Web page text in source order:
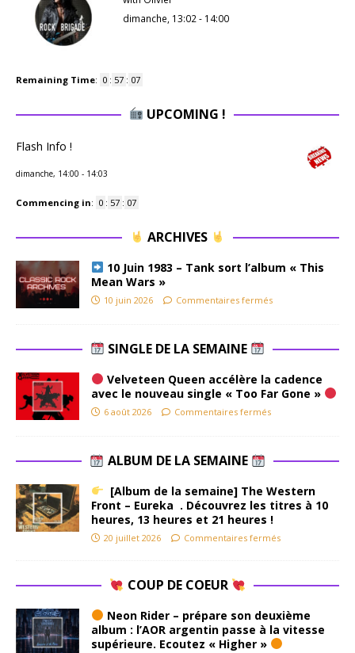
dimanche, 13:02 - 14:00
Remaining Time: 0 : 57 : 06
UPCOMING !
Flash Info !
dimanche, 14:00 - 14:03
Commencing in: 0 : 57 : 06
ARCHIVES
10 Juin 1983 – Tank sort l’album « This
Mean Wars »
10 juin 2026 Commentaires fermés
SINGLE DE LA SEMAINE
Velveteen Queen accélère la cadence
avec le nouveau single « Too Far Gone »
6 août 2026 Commentaires fermés
ALBUM DE LA SEMAINE
[Album de la semaine] The Western
Front – Eureka . Découvrez les titres à 10
heures, 13 heures et 21 heures !
20 juillet 2026 Commentaires fermés
COUP DE COEUR
Neon Rider – prépare son deuxième
album : l’AOR argentin passe à la vitesse
supérieure. Ecoutez « Higher »